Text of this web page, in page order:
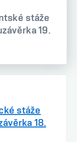
stáže
19.
stáže
18.